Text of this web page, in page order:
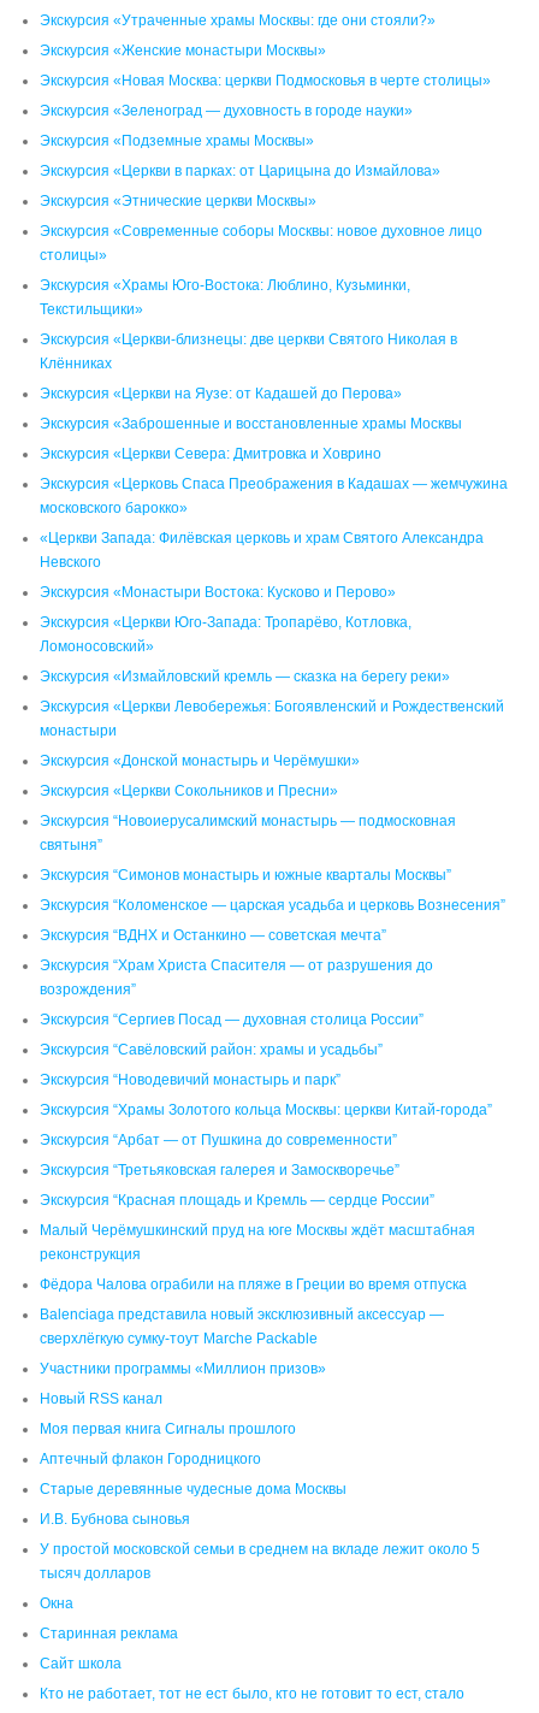
Экскурсия «Утраченные храмы Москвы: где они стояли?»
Экскурсия «Женские монастыри Москвы»
Экскурсия «Новая Москва: церкви Подмосковья в черте столицы»
Экскурсия «Зеленоград — духовность в городе науки»
Экскурсия «Подземные храмы Москвы»
Экскурсия «Церкви в парках: от Царицына до Измайлова»
Экскурсия «Этнические церкви Москвы»
Экскурсия «Современные соборы Москвы: новое духовное лицо
столицы»
Экскурсия «Храмы Юго-Востока: Люблино, Кузьминки,
Текстильщики»
Экскурсия «Церкви-близнецы: две церкви Святого Николая в
Клённиках
Экскурсия «Церкви на Яузе: от Кадашей до Перова»
Экскурсия «Заброшенные и восстановленные храмы Москвы
Экскурсия «Церкви Севера: Дмитровка и Ховрино
Экскурсия «Церковь Спаса Преображения в Кадашах — жемчужина
московского барокко»
«Церкви Запада: Филёвская церковь и храм Святого Александра
Невского
Экскурсия «Монастыри Востока: Кусково и Перово»
Экскурсия «Церкви Юго-Запада: Тропарёво, Котловка,
Ломоносовский»
Экскурсия «Измайловский кремль — сказка на берегу реки»
Экскурсия «Церкви Левобережья: Богоявленский и Рождественский
монастыри
Экскурсия «Донской монастырь и Черёмушки»
Экскурсия «Церкви Сокольников и Пресни»
Экскурсия “Новоиерусалимский монастырь — подмосковная
святыня”
Экскурсия “Симонов монастырь и южные кварталы Москвы”
Экскурсия “Коломенское — царская усадьба и церковь Вознесения”
Экскурсия “ВДНХ и Останкино — советская мечта”
Экскурсия “Храм Христа Спасителя — от разрушения до
возрождения”
Экскурсия “Сергиев Посад — духовная столица России”
Экскурсия “Савёловский район: храмы и усадьбы”
Экскурсия “Новодевичий монастырь и парк”
Экскурсия “Храмы Золотого кольца Москвы: церкви Китай-города”
Экскурсия “Арбат — от Пушкина до современности”
Экскурсия “Третьяковская галерея и Замоскворечье”
Экскурсия “Красная площадь и Кремль — сердце России”
Малый Черёмушкинский пруд на юге Москвы ждёт масштабная
реконструкция
Фёдора Чалова ограбили на пляже в Греции во время отпуска
Balenciaga представила новый эксклюзивный аксессуар —
сверхлёгкую сумку-тоут Marche Packable
Участники программы «Миллион призов»
Новый RSS канал
Моя первая книга Сигналы прошлого
Аптечный флакон Городницкого
Старые деревянные чудесные дома Москвы
И.В. Бубнова сыновья
У простой московской семьи в среднем на вкладе лежит около 5
тысяч долларов
Окна
Старинная реклама
Сайт школа
Кто не работает, тот не ест было, кто не готовит то ест, стало